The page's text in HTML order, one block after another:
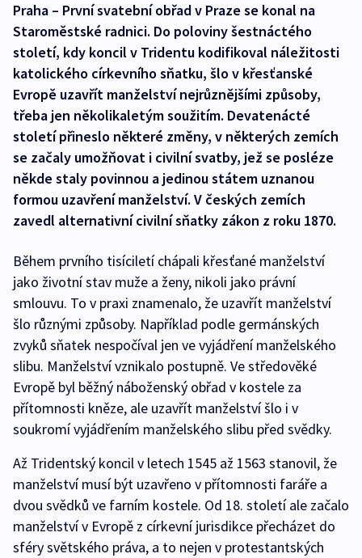
Praha – První svatební obřad v Praze se konal na
Staroměstské radnici. Do poloviny šestnáctého
století, kdy koncil v Tridentu kodifikoval náležitosti
katolického církevního sňatku, šlo v křesťanské
Evropě uzavřít manželství nejrůznějšími způsoby,
třeba jen několikaletým soužitím. Devatenácté
století přineslo některé změny, v některých zemích
se začaly umožňovat i civilní svatby, jež se posléze
někde staly povinnou a jedinou státem uznanou
formou uzavření manželství. V českých zemích
zavedl alternativní civilní sňatky zákon z roku 1870.
Během prvního tisíciletí chápali křesťané manželství
jako životní stav muže a ženy, nikoli jako právní
smlouvu. To v praxi znamenalo, že uzavřít manželství
šlo různými způsoby. Například podle germánských
zvyků sňatek nespočíval jen ve vyjádření manželského
slibu. Manželství vznikalo postupně. Ve středověké
Evropě byl běžný náboženský obřad v kostele za
přítomnosti kněze, ale uzavřít manželství šlo i v
soukromí vyjádřením manželského slibu před svědky.
Až Tridentský koncil v letech 1545 až 1563 stanovil, že
manželství musí být uzavřeno v přítomnosti faráře a
dvou svědků ve farním kostele. Od 18. století ale začalo
manželství v Evropě z církevní jurisdikce přecházet do
sféry světského práva, a to nejen v protestantských